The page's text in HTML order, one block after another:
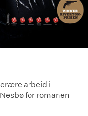
arbeid i
for romanen